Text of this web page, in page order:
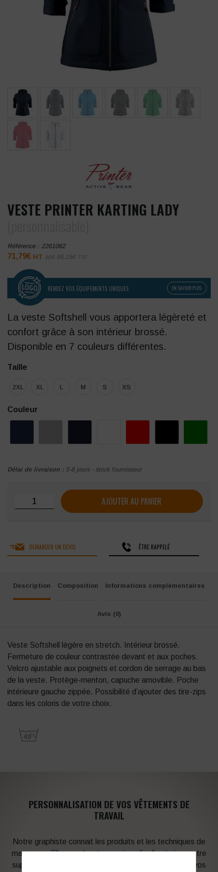
VESTE PRINTER KARTING LADY
Référence : 2261062
71,79€ HT soit 86,15€ TTC
RENDEZ VOS ÉQUIPEMENTS UNIQUES EN SAVOIR PLUS
La veste Softshell vous apportera légèreté et
confort grâce à son intérieur brossé.
Disponible en 7 couleurs différentes.
Taille
2XL XL L M S XS
Couleur
Délai de livraison : 5-8 jours - stock fournisseur
quantité de Veste PRINTER KARTING LADY
AJOUTER AU PANIER
DEMANDER UN DEVIS ÊTRE RAPPELÉ
Description Composition Informations complémentaires
Avis (0)
Veste Softshell légère en stretch. Intérieur brossé.
Fermeture de couleur contrastée devant et aux poches.
Velcro ajustable aux poignets et cordon de serrage au bas
de la veste. Protège-menton, capuche amovible. Poche
intérieure gauche zippée. Possibilité d’ajouter des tire-zips
dans les coloris de votre choix.
PERSONNALISATION DE VOS VÊTEMENTS DE
TRAVAIL
Notre graphiste connait les produits et les techniques de
marquage. Elle sera à votre service afin d’optimiser votre
support en fonction des contraintes techniques et de vos